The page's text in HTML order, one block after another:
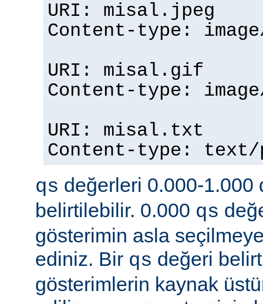
URI: misal.jpeg
Content-type:
URI: misal.gif
Content-type:
URI: misal.txt
Content-type:
qs değerleri 0.000-1.000
belirtilebilir. 0.000 qs
gösterimin asla
ediniz. Bir qs değeri
gösterimlerin kaynak